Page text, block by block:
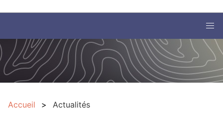
Accueil Actualités